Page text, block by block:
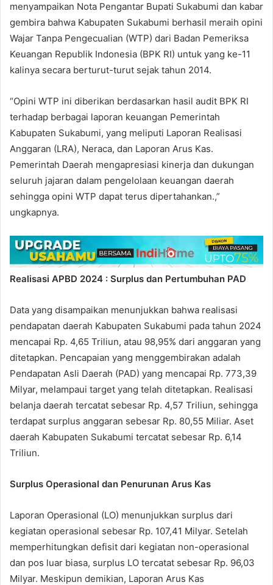
menyampaikan Nota Pengantar Bupati Sukabumi dan kabar
gembira bahwa Kabupaten Sukabumi berhasil meraih opini
Wajar Tanpa Pengecualian (WTP) dari Badan Pemeriksa
Keuangan Republik Indonesia (BPK RI) untuk yang ke-11
kalinya secara berturut-turut sejak tahun 2014.
“Opini WTP ini diberikan berdasarkan hasil audit BPK RI
terhadap berbagai laporan keuangan Pemerintah
Kabupaten Sukabumi, yang meliputi Laporan Realisasi
Anggaran (LRA), Neraca, dan Laporan Arus Kas.
Pemerintah Daerah mengapresiasi kinerja dan dukungan
seluruh jajaran dalam pengelolaan keuangan daerah
sehingga opini WTP dapat terus dipertahankan.,”
ungkapnya.
Realisasi APBD 2024 : Surplus dan Pertumbuhan PAD
Data yang disampaikan menunjukkan bahwa realisasi
pendapatan daerah Kabupaten Sukabumi pada tahun 2024
mencapai Rp. 4,65 Triliun, atau 98,95% dari anggaran yang
ditetapkan. Pencapaian yang menggembirakan adalah
Pendapatan Asli Daerah (PAD) yang mencapai Rp. 773,39
Milyar, melampaui target yang telah ditetapkan. Realisasi
belanja daerah tercatat sebesar Rp. 4,57 Triliun, sehingga
terdapat surplus anggaran sebesar Rp. 80,55 Miliar. Aset
daerah Kabupaten Sukabumi tercatat sebesar Rp. 6,14
Triliun.
Surplus Operasional dan Penurunan Arus Kas
Laporan Operasional (LO) menunjukkan surplus dari
kegiatan operasional sebesar Rp. 107,41 Milyar. Setelah
memperhitungkan defisit dari kegiatan non-operasional
dan pos luar biasa, surplus LO tercatat sebesar Rp. 96,03
Milyar. Meskipun demikian, Laporan Arus Kas